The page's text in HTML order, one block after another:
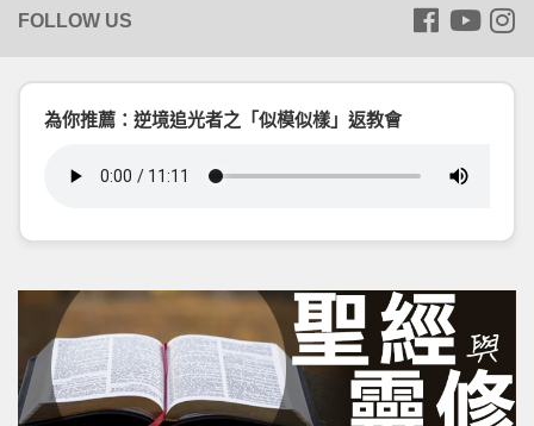
為你推薦：逆境追光者之「似模似樣」返教會